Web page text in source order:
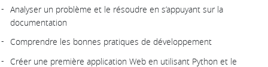
Analyser un problème et le résoudre en s’appuyant sur la
documentation
Comprendre les bonnes pratiques de développement
Créer une première application Web en utilisant Python et le